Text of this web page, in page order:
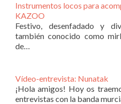
Instrumentos locos para
KAZOO
Festivo, desenfadado y
también conocido como
de…
Vídeo-entrevista: Nunatak
¡Hola amigos! Hoy os
entrevistas con la banda